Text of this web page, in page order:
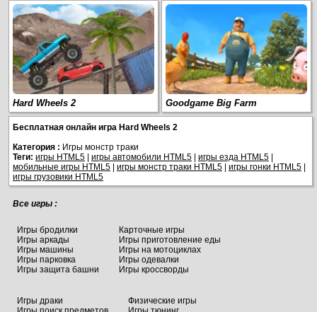
Hard Wheels 2 Goodgame Big Farm
Бесплатная онлайн игра Hard Wheels 2
Категория : Игры монстр траки
Теги: игры HTML5 игры автомобили HTML5 игры езда HTML5
мобильные игры HTML5
игры монстр траки HTML5 игры гонки HTML5
игры грузовики HTML5
Все игры :
Игры бродилки
Игры аркады
Игры машины
Игры парковка
Игры защита башни
Карточные игры
Игры приготовление еды
Игры на мотоциклах
Игры одевалки
Игры кроссворды
Игры драки
Физические игры